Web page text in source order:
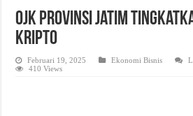
Dibutuhkan Marketing. Lamaran di-email ke
OJK Provinsi Jatim
Kripto
Februari 19, 2025 Ekonomi Bisnis
410 Views